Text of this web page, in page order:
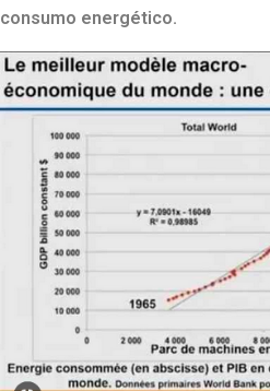
consumo energético.